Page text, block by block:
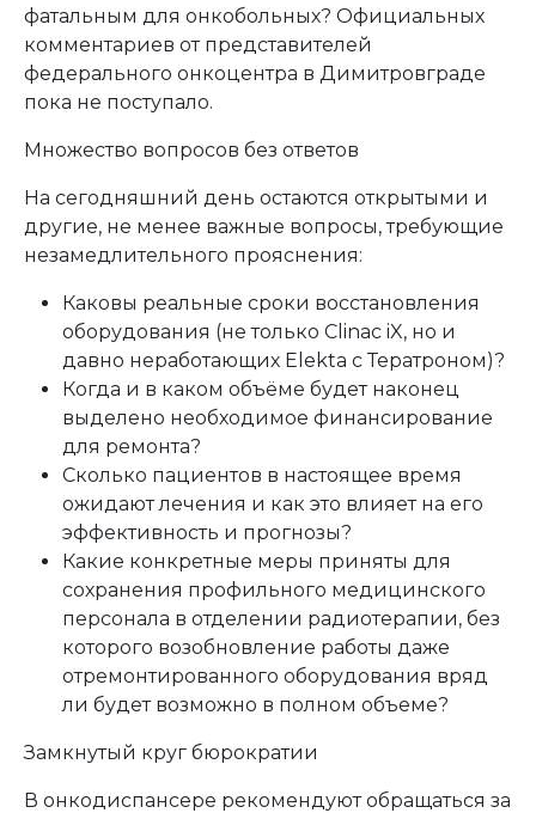
фатальным для онкобольных? Официальных
комментариев от представителей
федерального онкоцентра в Димитровграде
пока не поступало.
Множество вопросов без ответов
На сегодняшний день остаются открытыми и
другие, не менее важные вопросы, требующие
незамедлительного прояснения:
Каковы реальные сроки восстановления
оборудования (не только Clinac iX, но и
давно неработающих Elekta с Тератроном)?
Когда и в каком объёме будет наконец
выделено необходимое финансирование
для ремонта?
Сколько пациентов в настоящее время
ожидают лечения и как это влияет на его
эффективность и прогнозы?
Какие конкретные меры приняты для
сохранения профильного медицинского
персонала в отделении радиотерапии, без
которого возобновление работы даже
отремонтированного оборудования вряд
ли будет возможно в полном объеме?
Замкнутый круг бюрократии
В онкодиспансере рекомендуют обращаться за